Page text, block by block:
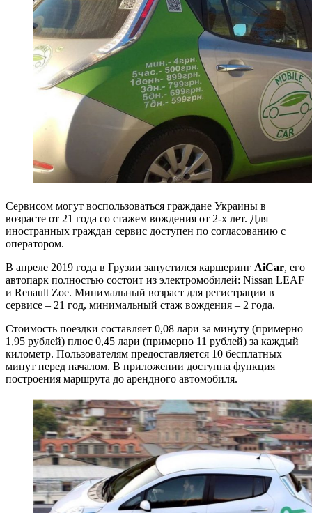
Сервисом могут воспользоваться граждане Украины в
возрасте от 21 года со стажем вождения от 2-х лет. Для
иностранных граждан сервис доступен по согласованию с
оператором.
В апреле 2019 года в Грузии запустился каршеринг AiCar, его
автопарк полностью состоит из электромобилей: Nissan LEAF
и Renault Zoe. Минимальный возраст для регистрации в
сервисе – 21 год, минимальный стаж вождения – 2 года.
Стоимость поездки составляет 0,08 лари за минуту (примерно
1,95 рублей) плюс 0,45 лари (примерно 11 рублей) за каждый
километр. Пользователям предоставляется 10 бесплатных
минут перед началом. В приложении доступна функция
построения маршрута до арендного автомобиля.